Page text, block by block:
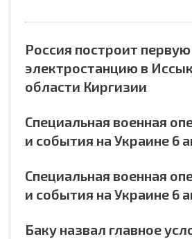
Россия построит
электростанцию в
области Киргизии
Специальная военная
и события на Украине 6
Специальная военная
и события на Украине 6
Баку назвал главное